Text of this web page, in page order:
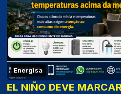
Energisa
EL NIÑO DEVE